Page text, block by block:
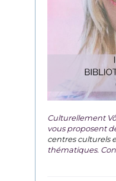
Culturellement
vous proposent
centres culturels
thématiques.